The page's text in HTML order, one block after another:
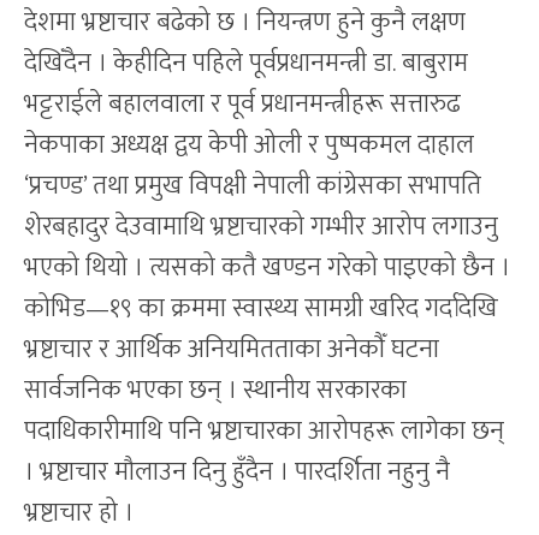
देशमा भ्रष्टाचार बढेको छ । नियन्त्रण हुने कुनै लक्षण
देखिँदैन । केहीदिन पहिले पूर्वप्रधानमन्त्री डा. बाबुराम
भट्टराईले बहालवाला र पूर्व प्रधानमन्त्रीहरू सत्तारुढ
नेकपाका अध्यक्ष द्वय केपी ओली र पुष्पकमल दाहाल
‘प्रचण्ड’ तथा प्रमुख विपक्षी नेपाली कांग्रेसका सभापति
शेरबहादुर देउवामाथि भ्रष्टाचारको गम्भीर आरोप लगाउनु
भएको थियो । त्यसको कतै खण्डन गरेको पाइएको छैन ।
कोभिड—१९ का क्रममा स्वास्थ्य सामग्री खरिद गर्दादेखि
भ्रष्टाचार र आर्थिक अनियमितताका अनेकौँ घटना
सार्वजनिक भएका छन् । स्थानीय सरकारका
पदाधिकारीमाथि पनि भ्रष्टाचारका आरोपहरू लागेका छन्
। भ्रष्टाचार मौलाउन दिनु हुँदैन । पारदर्शिता नहुनु नै
भ्रष्टाचार हो ।